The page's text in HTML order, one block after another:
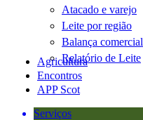
Atacado e varejo
Leite por região
Balança comercial
Relatório de Leite
Agricultura
Encontros
APP Scot
Serviços